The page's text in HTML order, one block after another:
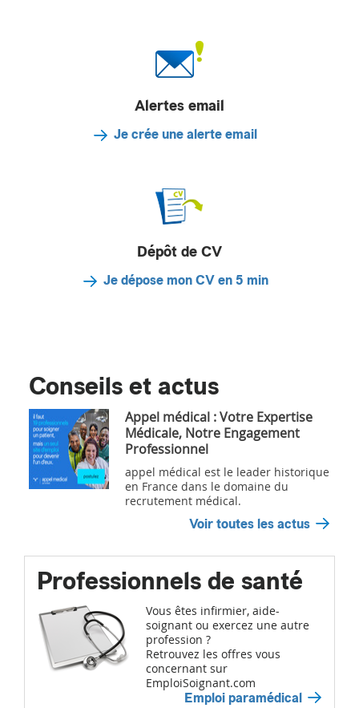
Alertes email
Je crée une alerte email
Dépôt de CV
Je dépose mon CV en 5 min
Conseils et actus
Appel médical : Votre Expertise
Médicale, Notre Engagement
Professionnel
appel médical est le leader historique
en France dans le domaine du
recrutement médical.
Voir toutes les actus
Professionnels de santé
Vous êtes infirmier, aide-
soignant ou exercez une autre
profession ?
Retrouvez les offres vous
concernant sur
EmploiSoignant.com
Emploi paramédical